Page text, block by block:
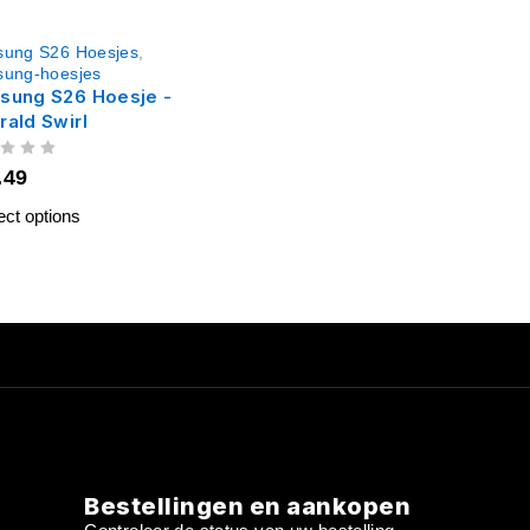
S26 Hoesjes
hoesjes
S26 Hoesje -
Swirl
options
Bestellingen en aankopen